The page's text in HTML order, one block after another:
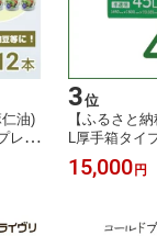
仁油)
レス
ボ
3位
【ふるさと
L厚手箱タイ
小箱)【
15,000 円